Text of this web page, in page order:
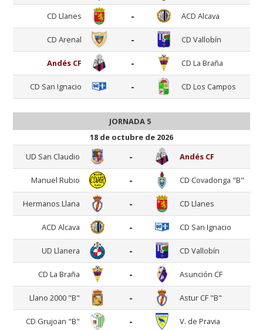
CD Llanes - ACD Alcava
CD Arenal - CD Vallobín
Andés CF - CD La Braña
CD San Ignacio - CD Los Campos
JORNADA 5
18 de octubre de 2026
UD San Claudio
- Andés CF
Manuel Rubio - CD Covadonga "B"
Hermanos Llana - CD Llanes
ACD Alcava - CD San Ignacio
UD Llanera - CD Vallobín
CD La Braña - Asunción CF
Llano 2000 "B" - Astur CF "B"
CD Grujoan "B" - V. de Pravia